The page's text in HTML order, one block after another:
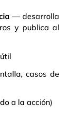
— desarrolla
y publica al
casos de
a la acción)